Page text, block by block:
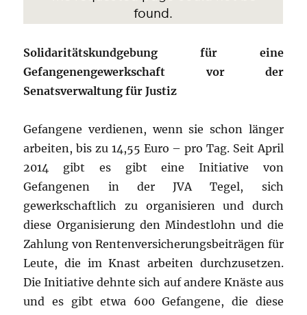
Solidaritätskundgebung für eine
Gefangenengewerkschaft vor der
Senatsverwaltung für Justiz
Gefangene verdienen, wenn sie schon länger
arbeiten, bis zu 14,55 Euro – pro Tag. Seit April
2014 gibt es gibt eine Initiative von
Gefangenen in der JVA Tegel, sich
gewerkschaftlich zu organisieren und durch
diese Organisierung den Mindestlohn und die
Zahlung von Rentenversicherungsbeiträgen für
Leute, die im Knast arbeiten durchzusetzen.
Die Initiative dehnte sich auf andere Knäste aus
und es gibt etwa 600 Gefangene, die diese